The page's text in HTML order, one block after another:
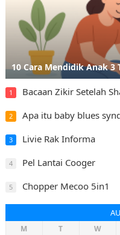
10 Cara Mendidik Anak 3
1 Bacaan Zikir Setelah
2 Apa itu baby blues
3 Livie Rak Informa
4 Pel Lantai Cooger
5 Chopper Mecoo 5in1
M T W